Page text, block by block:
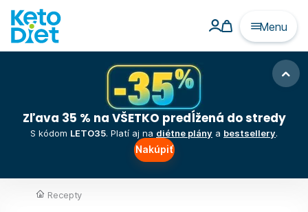
Menu
Zľava 35 % na VŠETKO predĺžená do stredy
S kódom LETO35. Platí aj na diétne plány a bestsellery.
Nakúpiť
Recepty